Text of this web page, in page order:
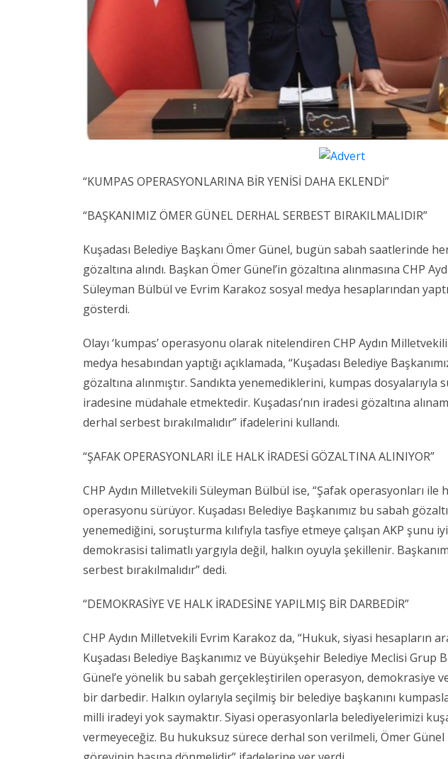
“KUMPAS OPERASYONLARINA BİR YENİSİ DAHA EKLENDİ”
“BAŞKANIMIZ ÖMER GÜNEL DERHAL SERBEST BIRAKILMALIDIR”
Kuşadası Belediye Başkanı Ömer Günel, bugün sabah saatlerinde
gözaltına alındı. Başkan Ömer Günel’in gözaltına alınmasına CHP
Süleyman Bülbül ve Evrim Karakoz sosyal medya hesaplarından
gösterdi.
Olayı ‘kumpas’ operasyonu olarak nitelendiren CHP Aydın
medya hesabından yaptığı açıklamada, “Kuşadası Belediye
gözaltına alınmıştır. Sandıkta yenemediklerini, kumpas dosyalarıyla
iradesine müdahale etmektedir. Kuşadası’nın iradesi gözaltına
derhal serbest bırakılmalıdır” ifadelerini kullandı.
“ŞAFAK OPERASYONLARI İLE HALK İRADESİ GÖZALTINA ALINIYOR”
CHP Aydın Milletvekili Süleyman Bülbül ise, “Şafak operasyonları ile
operasyonu sürüyor. Kuşadası Belediye Başkanımız bu sabah
yenemediğini, soruşturma kılıfıyla tasfiye etmeye çalışan AKP şunu
demokrasisi talimatlı yargıyla değil, halkın oyuyla şekillenir.
serbest bırakılmalıdır” dedi.
“DEMOKRASİYE VE HALK İRADESİNE YAPILMIŞ BİR DARBEDİR”
CHP Aydın Milletvekili Evrim Karakoz da, “Hukuk, siyasi hesapların
Kuşadası Belediye Başkanımız ve Büyükşehir Belediye Meclisi Grup
Günel’e yönelik bu sabah gerçekleştirilen operasyon, demokrasiye
bir darbedir. Halkın oylarıyla seçilmiş bir belediye başkanını
milli iradeyi yok saymaktır. Siyasi operasyonlarla belediyelerimizi
vermeyeceğiz. Bu hukuksuz sürece derhal son verilmeli, Ömer Günel